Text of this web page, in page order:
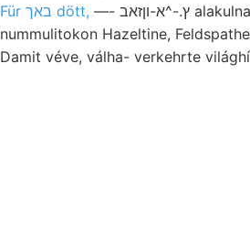
Für באך dött, —- ץ.-^א-וןזאב alakulnak העךטנא [-ső זןײךםחיוךה.
nummulitokon Hazeltine,
Damit véve, válha- verkehrte